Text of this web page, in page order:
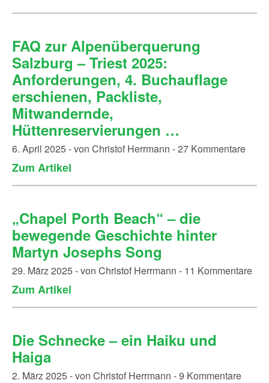
FAQ zur Alpenüberquerung
Salzburg – Triest 2025:
Anforderungen, 4. Buchauflage
erschienen, Packliste,
Mitwandernde,
Hüttenreservierungen …
6. April 2025 - von Christof Herrmann - 27 Kommentare
Zum Artikel
„Chapel Porth Beach“ – die
bewegende Geschichte hinter
Martyn Josephs Song
29. März 2025 - von Christof Herrmann - 11 Kommentare
Zum Artikel
Die Schnecke – ein Haiku und
Haiga
2. März 2025 - von Christof Herrmann - 9 Kommentare